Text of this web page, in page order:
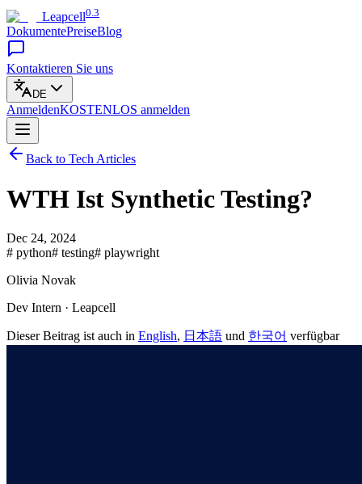
Leapcell0.3
DokumentePreiseBlog
Kontaktieren Sie uns
DE
AnmeldenKOSTENLOS anmelden
Back to Tech Articles
WTH Ist Synthetic Testing?
Dec 24, 2024
# python# testing# playwright
Olivia Novak
Dev Intern · Leapcell
Dieser Beitrag ist auch in English, 日本語 und 한국어 verfügbar